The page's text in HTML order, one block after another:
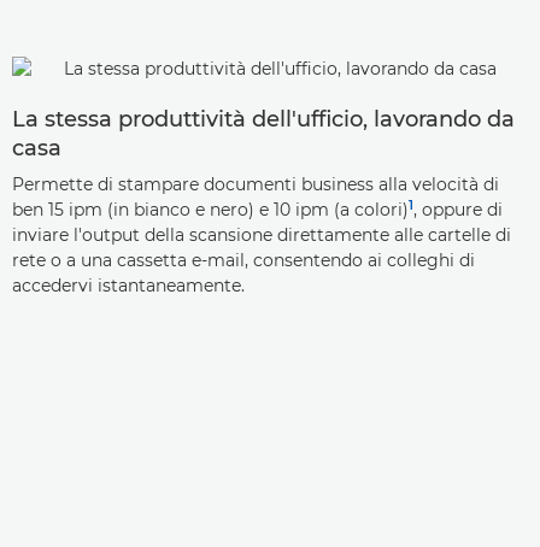
La stessa produttività dell'ufficio, lavorando da
casa
Permette di stampare documenti business alla velocità di
ben 15 ipm (in bianco e nero) e 10 ipm (a colori)1, oppure di
inviare l'output della scansione direttamente alle cartelle di
rete o a una cassetta e-mail, consentendo ai colleghi di
accedervi istantaneamente.